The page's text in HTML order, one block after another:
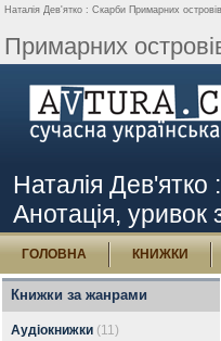
Наталія Дев'ятко : Скарби Примарних
Примарних
Наталія
Анотація, уривок
ГОЛОВНА КНИЖКИ
Книжки за жанрами
Аудіокнижки (11)